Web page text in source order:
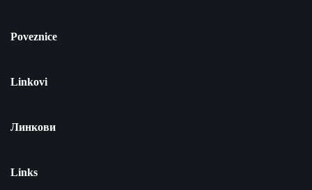
Poveznice
Linkovi
Линкови
Links